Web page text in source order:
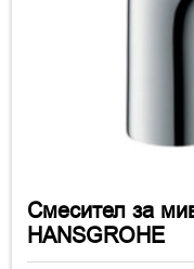
Смесител за
HANSGROHE